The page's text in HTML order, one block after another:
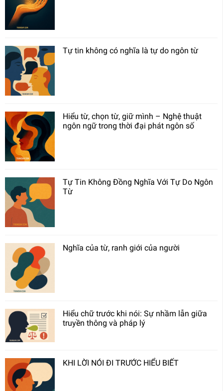
Tự tin không có nghĩa là tự do ngôn từ
Hiểu từ, chọn từ, giữ mình – Nghệ thuật
ngôn ngữ trong thời đại phát ngôn số
Tự Tin Không Đồng Nghĩa Với Tự Do Ngôn
Từ
Nghĩa của từ, ranh giới của người
Hiểu chữ trước khi nói: Sự nhầm lẫn giữa
truyền thông và pháp lý
KHI LỜI NÓI ĐI TRƯỚC HIỂU BIẾT